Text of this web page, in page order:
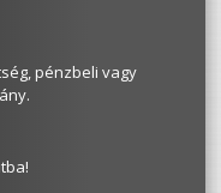
pénzbeli vagy